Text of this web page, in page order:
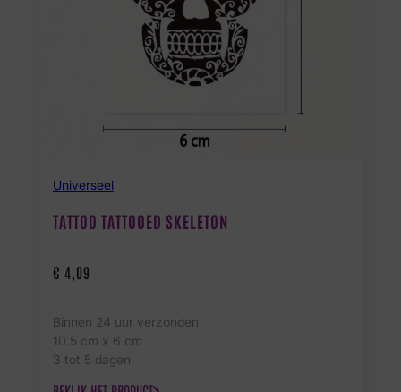
Universeel
TATTOO TATTOOED SKELETON
€ 4,09
Binnen 24 uur verzonden
10.5 cm x 6 cm
3 tot 5 dagen